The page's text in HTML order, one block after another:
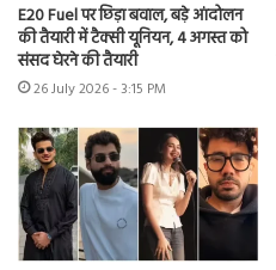
E20 Fuel पर छिड़ा बवाल, बड़े आंदोलन
की तैयारी में टैक्सी यूनियन, 4 अगस्त को
संसद घेरने की तैयारी
26 July 2026 - 3:15 PM